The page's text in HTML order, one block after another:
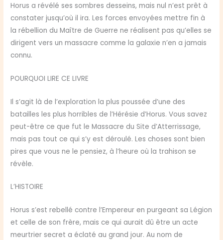
Horus a révélé ses sombres desseins, mais nul n’est prêt à
constater jusqu’où il ira. Les forces envoyées mettre fin à
la rébellion du Maître de Guerre ne réalisent pas qu’elles se
dirigent vers un massacre comme la galaxie n’en a jamais
connu.
POURQUOI LIRE CE LIVRE
Il s’agit là de l’exploration la plus poussée d’une des
batailles les plus horribles de l’Hérésie d’Horus. Vous savez
peut-être ce que fut le Massacre du Site d’Atterrissage,
mais pas tout ce qui s’y est déroulé. Les choses sont bien
pires que vous ne le pensiez, à l’heure où la trahison se
révèle.
L’HISTOIRE
Horus s’est rebellé contre l’Empereur en purgeant sa Légion
et celle de son frère, mais ce qui aurait dû être un acte
meurtrier secret a éclaté au grand jour. Au nom de